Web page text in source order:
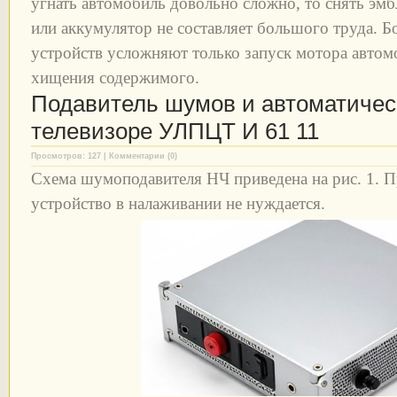
или аккумулятор не составляет большого труда.
устройств усложняют только запуск мотора
хищения содержимого.
Подавитель шумов и
телевизоре УЛПЦТ И 61 11
Просмотров: 127 | Комментарии (0)
Схема шумоподавителя НЧ приведена на рис. 1.
устройство в налаживании не нуждается.